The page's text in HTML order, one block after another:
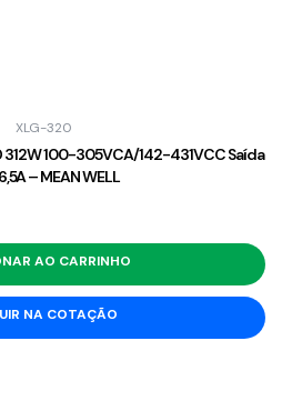
XLG-320
100-305VCA/142-431VCC Saída
– MEAN WELL
AO CARRINHO
NA COTAÇÃO